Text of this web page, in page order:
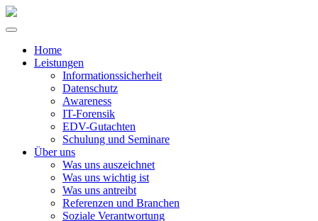
Home
Leistungen
Informationssicherheit
Datenschutz
Awareness
IT-Forensik
EDV-Gutachten
Schulung und Seminare
Über uns
Was uns auszeichnet
Was uns wichtig ist
Was uns antreibt
Referenzen und Branchen
Soziale Verantwortung